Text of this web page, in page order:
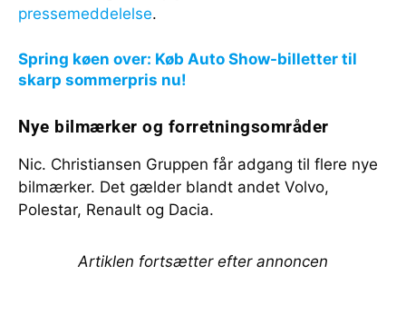
pressemeddelelse.
Spring køen over: Køb Auto Show-billetter til
skarp sommerpris nu!
Nye bilmærker og forretningsområder
Nic. Christiansen Gruppen får adgang til flere nye
bilmærker. Det gælder blandt andet Volvo,
Polestar, Renault og Dacia.
Artiklen fortsætter efter annoncen